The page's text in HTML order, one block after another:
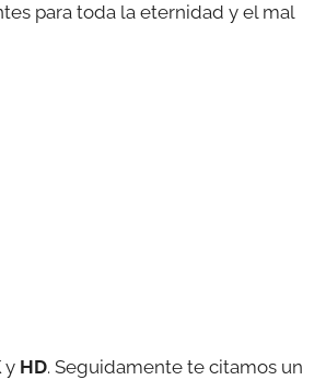
para toda la eternidad y el mal
y HD. Seguidamente te citamos un